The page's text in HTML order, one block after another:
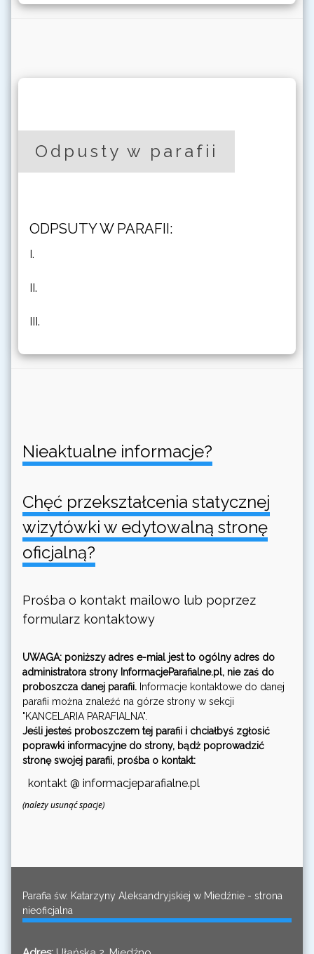
Odpusty w parafii
ODPSUTY W PARAFII:
I.
II.
III.
Nieaktualne informacje?
Chęć przekształcenia statycznej
wizytówki w edytowalną stronę
oficjalną?
Prośba o kontakt mailowo lub poprzez
formularz kontaktowy
UWAGA: poniższy adres e-mial jest to ogólny adres do
administratora strony InformacjeParafialne.pl, nie zaś do
proboszcza danej parafii. Informacje kontaktowe do danej
parafii można znaleźć na górze strony w sekcji
"KANCELARIA PARAFIALNA".
Jeśli jesteś proboszczem tej parafii i chciałbyś zgłosić
poprawki informacyjne do strony, bądż poprowadzić
stronę swojej parafii, prośba o kontakt:
kontakt @ informacjeparafialne.pl
(należy usunąć spacje)
Parafia św. Katarzyny Aleksandryjskiej w Miedźnie - strona
nieoficjalna